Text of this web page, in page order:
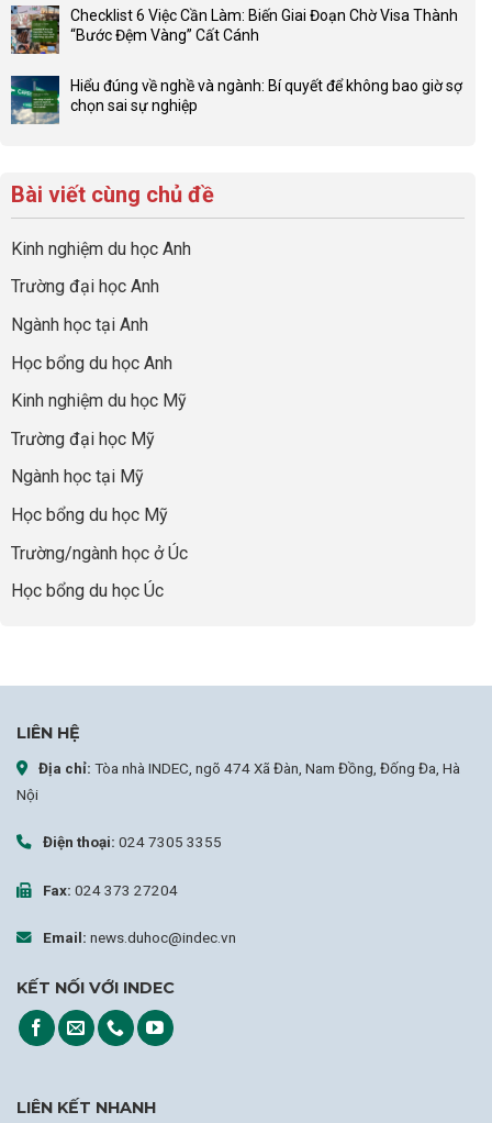
sức
mạnh
network
gia
đình
sự
nghiệp
Đầu
tư
sớm:
Chiến
hiệu
quả
của
cha
thông
bình
luận
Đừng
để
hồ
sơ
du
học
“Dày
hoạt
động
nhưng
thiếu
năng
lực”
Checklist 6 Việc Cần Làm: Biến Giai Đoạn Chờ Visa Thành
“Bước Đệm Vàng” Cất Cánh
bình
luận
Việc
Biến
Đoạn
Visa
“Bước
Vàng”
Cất
Cánh
Hiểu đúng về nghề và ngành: Bí quyết để không bao giờ sợ
chọn sai sự nghiệp
luận
ở
Hiểu
đúng
nghề
và
ngành:
quyết
không
giờ
chọn
sự
Bài viết cùng chủ đề
Kinh nghiệm du học Anh
Trường đại học Anh
Ngành học tại Anh
Học bổng du học Anh
Kinh nghiệm du học Mỹ
Trường đại học Mỹ
Ngành học tại Mỹ
Học bổng du học Mỹ
Trường/ngành học ở Úc
Học bổng du học Úc
LIÊN HỆ
Địa chỉ: Tòa nhà INDEC, ngõ 474 Xã Đàn, Nam Đồng, Đống Đa, Hà
Nội
Điện thoại: 024 7305 3355
Fax: 024 373 27204
Email: news.duhoc@indec.vn
KẾT NỐI VỚI INDEC
LIÊN KẾT NHANH